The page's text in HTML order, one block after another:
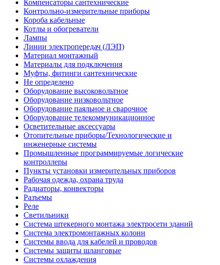
Компенсаторы сантехнические
Контрольно-измерительные приборы
Короба кабельные
Котлы и обогреватели
Лампы
Линии электропередач (ЛЭП)
Материал монтажный
Материалы для подключения
Муфты, фитинги сантехнические
Не определено
Оборудование высоковольтное
Оборудование низковольтное
Оборудование паяльное и сварочное
Оборудование телекоммуникационное
Осветительные аксессуары
Отопительные приборы/Технологические и
инженерные системы
Промышленные программируемые логические
контроллеры
Пункты установки измерительных приборов
Рабочая одежда, охрана труда
Радиаторы, конвекторы
Разъемы
Реле
Светильники
Система штекерного монтажа электросети зданий
Система электромонтажных колонн
Системы ввода для кабелей и проводов
Системы защиты шланговые
Системы охлаждения